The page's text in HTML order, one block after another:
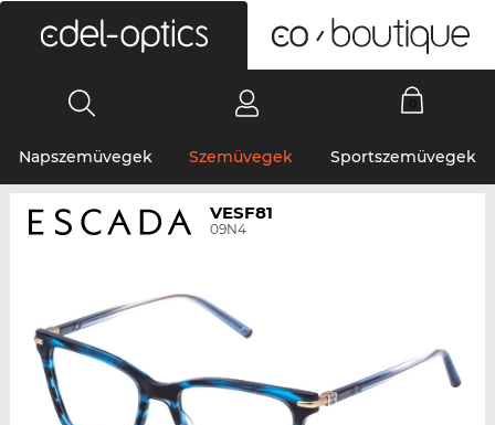
Napszemüvegek Szemüvegek Sportszemüvegek
VESF81
09N4